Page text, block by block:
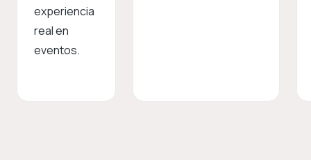
experiencia
real en
eventos.